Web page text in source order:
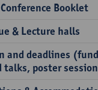
Booklet
& Lecture halls
and deadlines
poster